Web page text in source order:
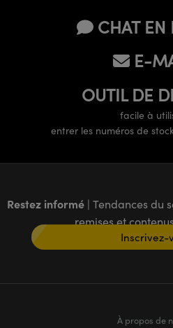
CHAT EN
E-
OUTIL DE
facile à
entrer les numéros de
Restez informé | Tendances du
remises et
Inscrivez-
À propos de